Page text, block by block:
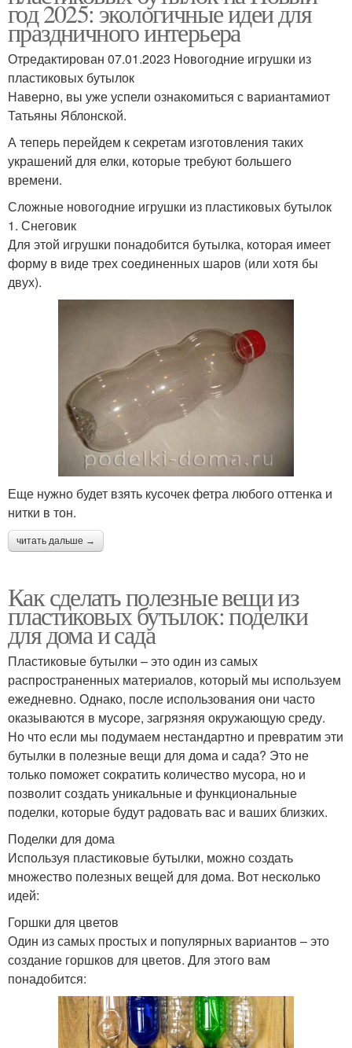
год 2025: экологичные идеи для
праздничного интерьера
Отредактирован 07.01.2023 Новогодние игрушки из
пластиковых бутылок
Наверно, вы уже успели ознакомиться с вариантамиот
Татьяны Яблонской.
А теперь перейдем к секретам изготовления таких
украшений для елки, которые требуют большего
времени.
Сложные новогодние игрушки из пластиковых бутылок
1. Снеговик
Для этой игрушки понадобится бутылка, которая имеет
форму в виде трех соединенных шаров (или хотя бы
двух).
Еще нужно будет взять кусочек фетра любого оттенка и
нитки в тон.
читать дальше →
Как сделать полезные вещи из
пластиковых бутылок: поделки
для дома и сада
Пластиковые бутылки – это один из самых
распространенных материалов, который мы используем
ежедневно. Однако, после использования они часто
оказываются в мусоре, загрязняя окружающую среду.
Но что если мы подумаем нестандартно и превратим эти
бутылки в полезные вещи для дома и сада? Это не
только поможет сократить количество мусора, но и
позволит создать уникальные и функциональные
поделки, которые будут радовать вас и ваших близких.
Поделки для дома
Используя пластиковые бутылки, можно создать
множество полезных вещей для дома. Вот несколько
идей:
Горшки для цветов
Один из самых простых и популярных вариантов – это
создание горшков для цветов. Для этого вам
понадобится: